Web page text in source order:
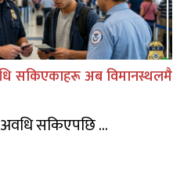
सकिएकाहरू अब विमानस्थलमै
सकिएपछि ...